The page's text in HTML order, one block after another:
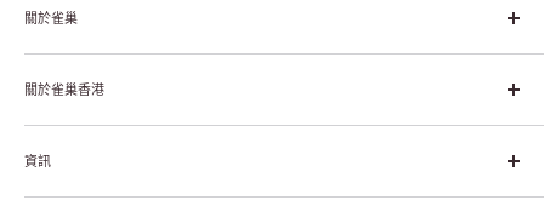
關於雀巢
雀巢集團起源於1866年的瑞士，目前是全球領先的「營養、健康、
幸福生活」企業。雀巢的目標是「我們充分發掘食品的力量，提升
關於雀巢香港
關於雀巢香港
雀巢香港創造共享價值
聯絡我們
資訊
付款及送貨